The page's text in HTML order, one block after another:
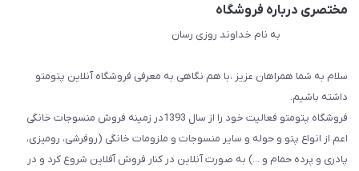
مختصری درباره فروشگاه
به نام خداوند روزی رسان
سلام به شما همراهان عزیز ،با هم نگاهی به معرفی فروشگاه آنلاین پتومتو
داشته باشیم.
فروشگاه پتومتو فعالیت خود را از سال 1393در زمینه فروش منسوجات خانگی
اعم از انواع پتو و حوله و سایر منسوجات و ملزومات خانگی (روفرشی، رومیزی،
پادری و پرده حمام و ...) به صورت آنلاین در کنار فروش آفلاین شروع کرد و در